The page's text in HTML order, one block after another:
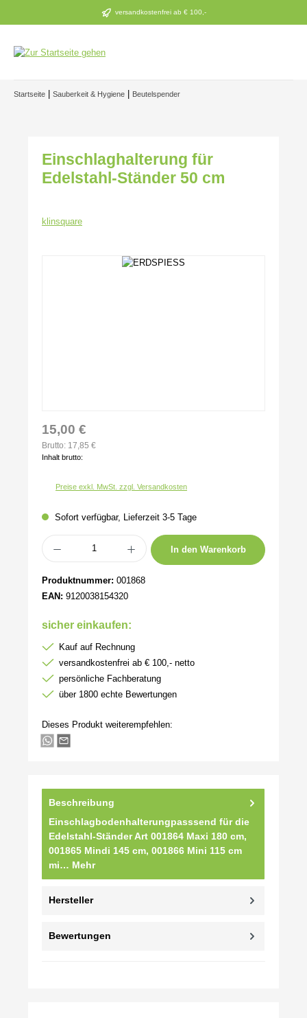
Zum Hauptinhalt springen versandkostenfrei ab € 100,-
Startseite Sauberkeit & Hygiene Beutelspender
Einschlaghalterung für
Edelstahl-Ständer 50 cm
klinsquare
Bildergalerie überspringen
15,00 €
Brutto: 17,85 €
Inhalt brutto:
Preise exkl. MwSt. zzgl. Versandkosten
Sofort verfügbar, Lieferzeit 3-5 Tage
Produkt Anzahl: Gib den gewünschten Wert ein oder benutze die Schaltflächen
In den Warenkorb
Produktnummer: 001868
EAN: 9120038154320
sicher einkaufen:
Kauf auf Rechnung
versandkostenfrei ab € 100,- netto
persönliche Fachberatung
über 1800 echte Bewertungen
Dieses Produkt weiterempfehlen:
Beschreibung
Einschlagbodenhalterungpasssend für die
Edelstahl-Ständer Art 001864 Maxi 180 cm,
001865 Mindi 145 cm, 001866 Mini 115 cm
mi… Mehr
Hersteller
Bewertungen